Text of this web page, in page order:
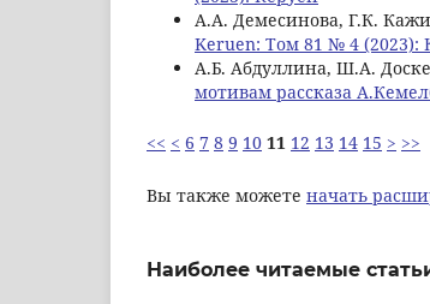
А.А. Демесинова, Г.К.
Keruen: Том 81 № 4 (2023):
А.Б. Абдуллина, Ш.А.
мотивам рассказа
<< < 6 7 8 9 10 11 12 13 14 15 > >>
Вы также можете начать
Наиболее читаемые